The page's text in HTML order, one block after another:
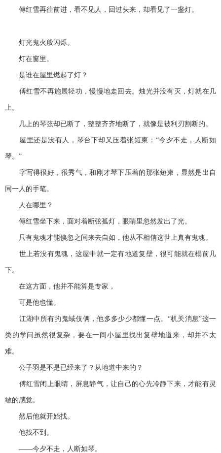
傅红雪再往前进，看不见人，回过头来，却看见了一盏灯。
灯光鬼火般闪烁。
灯在窗里。
是谁在屋里燃起了灯？
傅红雪不再施展轻功，慢慢地走回去。烛光并没有灭，灯就在几
上。
几上的琴弦却已断了，整整齐齐地断了，就像是被利刃割断的。
屋里还是没有人，琴台下却又压着张短柬：“今夕不走，人断如
琴。”
字写得很好，很秀气，和刚才琴下压着的那张短柬，显然是出自
同一人的手笔。
人在哪里？
傅红雪坐下来，面对着断弦孤灯，眼睛里忽然发出了光。
只有鬼魂才能倏忽之间来去自如，他从不相信这世上真有鬼魂。
世上若没有鬼魂，这屋中就一定有地道复壁，很可能就在榻前几
下。
在这方面，他并不能算是专家，
可是他也懂。
江湖中所有的鬼蜮伎俩，他多多少少都懂一点。“机关消息”这一
类的学问虽然很复杂，要在一间小屋里找出复壁地道来，却并不太
难。
公子羽是不是已经来了？从地道中来的？
傅红雪闭上眼睛，屏息静气，让自己的心先冷静下来，才能有灵
敏的感觉。
然后他就开始找。
他找不到。
——今夕不走，人断如琴。